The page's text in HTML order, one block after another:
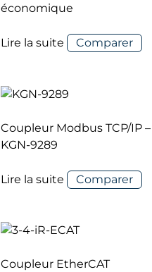
économique
Lire la suite Comparer
Coupleur Modbus TCP/IP –
KGN-9289
Lire la suite Comparer
Coupleur EtherCAT